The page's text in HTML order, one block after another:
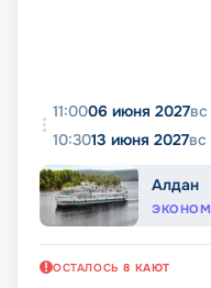
11:0006 июня 2027вс
10:3013 июня 2027вс
Алдан
ЭКОНОМ
ОСТАЛОСЬ 8 КАЮТ